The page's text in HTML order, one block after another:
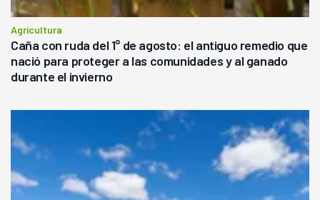
Agricultura
Caña con ruda del 1° de agosto: el antiguo remedio que
nació para proteger a las comunidades y al ganado
durante el invierno